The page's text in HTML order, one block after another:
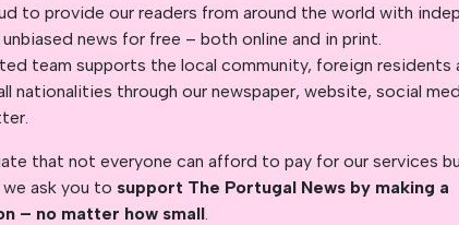
to provide our readers from around the world with
news for free – both online and in print.
team supports the local community, foreign residents
nationalities through our newspaper, website, social
that not everyone can afford to pay for our services
ask you to support The Portugal News by making a
– no matter how small.